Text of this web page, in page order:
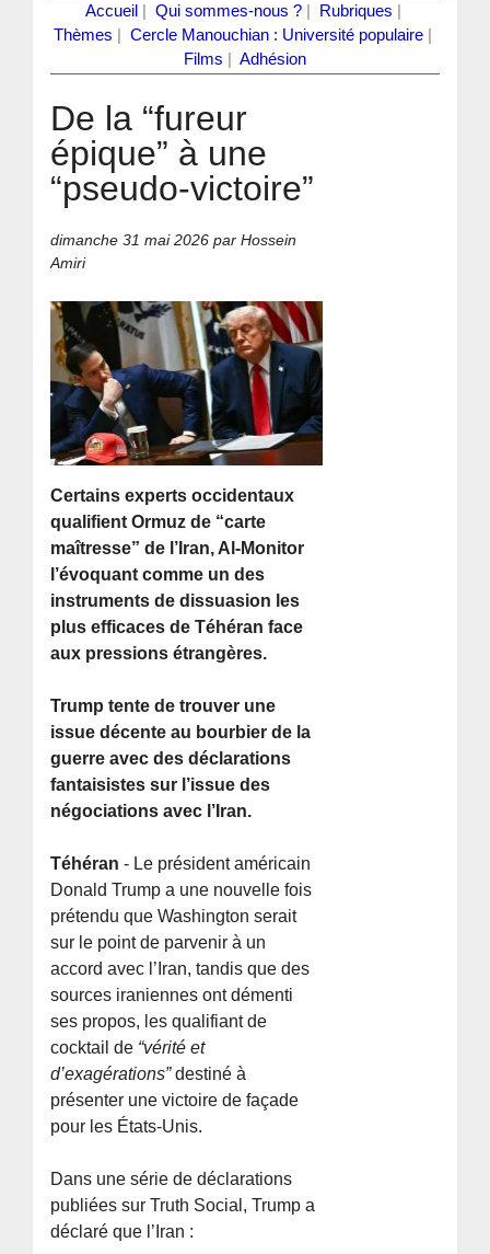
Accueil Qui sommes-nous ?| Rubriques
Thèmes
Cercle Manouchian : Université populaire
Films
Adhésion
De la “fureur
épique” à une
“pseudo-victoire”
dimanche 31 mai 2026 par Hossein
Amiri
Certains experts occidentaux
qualifient Ormuz de “carte
maîtresse” de l’Iran, Al-Monitor
l’évoquant comme un des
instruments de dissuasion les
plus efficaces de Téhéran face
aux pressions étrangères.
Trump tente de trouver une
issue décente au bourbier de la
guerre avec des déclarations
fantaisistes sur l’issue des
négociations avec l’Iran.
Téhéran- Le président américain
Donald Trump a une nouvelle fois
prétendu que Washington serait
sur le point de parvenir à un
accord avec l’Iran, tandis que des
sources iraniennes ont démenti
ses propos, les qualifiant de
cocktail de “vérité et
d’exagérations”destiné à
présenter une victoire de façade
pour les États-Unis.
Dans une série de déclarations
publiées sur Truth Social, Trump a
déclaré que l’Iran :